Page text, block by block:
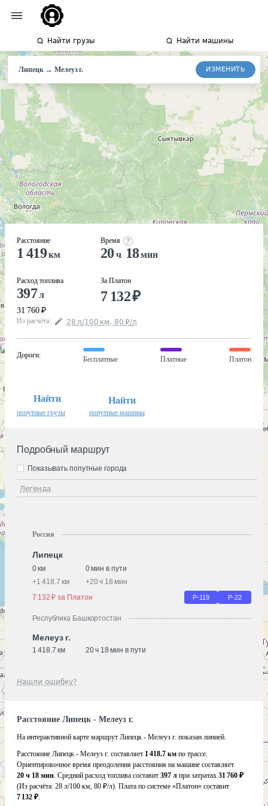
Найти грузы Найти машины
Липецк→Мелеузг. ИЗМЕНИТЬ
Расстояние
1 419км
Расход топлива
397л
31 760 ₽
Время
20 ч 18мин
За Платон
7 132₽
Из расчёта: 28 л/100 км, 80 ₽/л
Дороги:
Бесплатные Платные Платон
Найти
попутные грузы
Найти
попутные машины
Подробный маршрут
Легенда
Показывать попутные города
Россия
Липецк
0 км
0 мин в пути
+1 418.7 км +20 ч 18 мин
7 132 ₽ за Платон
Р-119 Р-22
Республика Башкортостан
Мелеуз г.
1 418.7 км 20 ч 18 мин в пути
Нашли ошибку?
Расстояние Липецк - Мелеуз г.
На интерактивной карте маршрут Липецк - Мелеуз г. показан линией.
Расстояние Липецк - Мелеуз г. составляет 1 418.7 км по трассе.
Ориентировочное время преодоления расстояния на машине составляет
20 ч 18 мин. Средний расход топлива составит 397 л при затратах 31 760 ₽
(Из расчёта: 28 л/100 км, 80 ₽/л). Плата по системе «Платон» составит
7 132 ₽.